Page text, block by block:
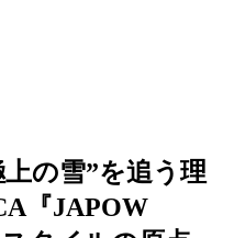
の雪”を追う理
『JAPOW